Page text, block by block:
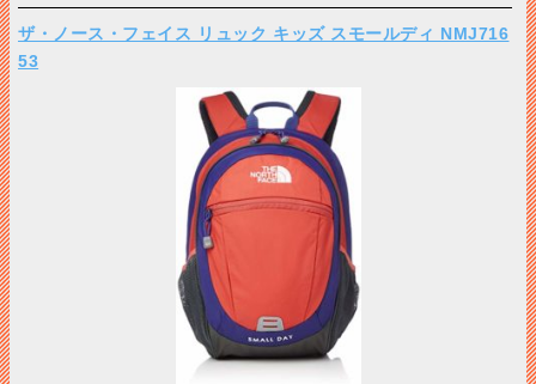
ザ・ノース・フェイス リュック キッズ スモールディ NMJ716
53